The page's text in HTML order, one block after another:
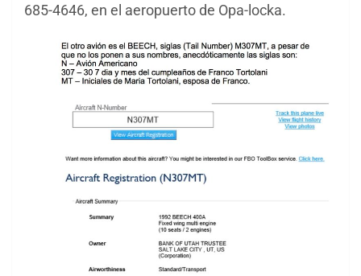
685-4646, en el aeropuerto de Opa-locka.